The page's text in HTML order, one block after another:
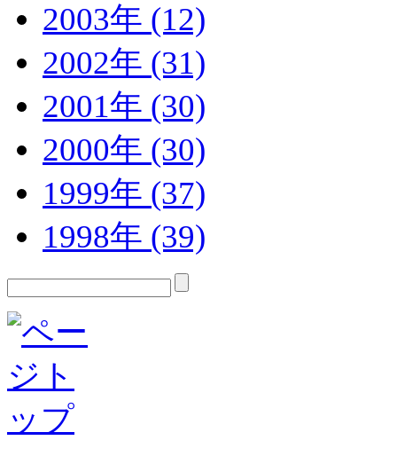
2003年 (12)
2002年 (31)
2001年 (30)
2000年 (30)
1999年 (37)
1998年 (39)